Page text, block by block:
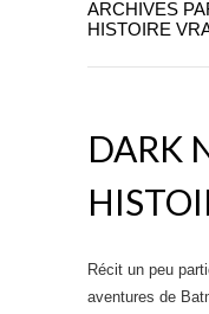
ARCHIVES
HISTOIRE
DARK
Récit un peu
aventures de